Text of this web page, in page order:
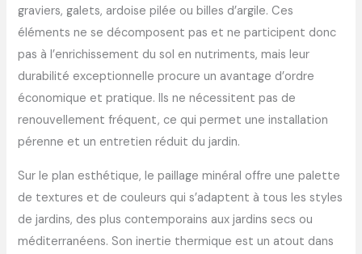
graviers, galets, ardoise pilée ou billes d’argile. Ces
éléments ne se décomposent pas et ne participent donc
pas à l’enrichissement du sol en nutriments, mais leur
durabilité exceptionnelle procure un avantage d’ordre
économique et pratique. Ils ne nécessitent pas de
renouvellement fréquent, ce qui permet une installation
pérenne et un entretien réduit du jardin.
Sur le plan esthétique, le paillage minéral offre une palette
de textures et de couleurs qui s’adaptent à tous les styles
de jardins, des plus contemporains aux jardins secs ou
méditerranéens. Son inertie thermique est un atout dans